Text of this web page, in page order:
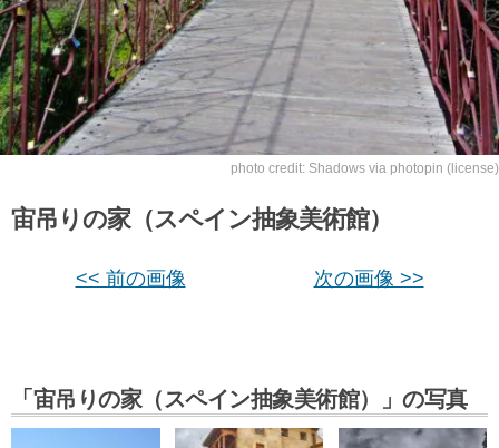
photo credit: Shadows via photopin (license)
宙吊りの家（スペイン抽象美術館）
<< 前の画像 次の画像 >>
「宙吊りの家（スペイン抽象美術館）」の写真